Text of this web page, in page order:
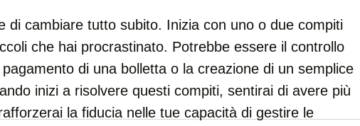
di cambiare tutto subito. Inizia con uno o due compiti
che hai procrastinato. Potrebbe essere il controllo
di una bolletta o la creazione di un semplice
inizi a risolvere questi compiti, sentirai di avere più
la fiducia nelle tue capacità di gestire le